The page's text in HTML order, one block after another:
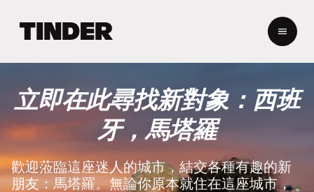
e
r
首
頁
立即在此尋找新對象：西班
牙，馬塔羅
歡迎蒞臨這座迷人的城市，結交各種有趣的新
朋友：馬塔羅。無論你原本就住在這座城市，